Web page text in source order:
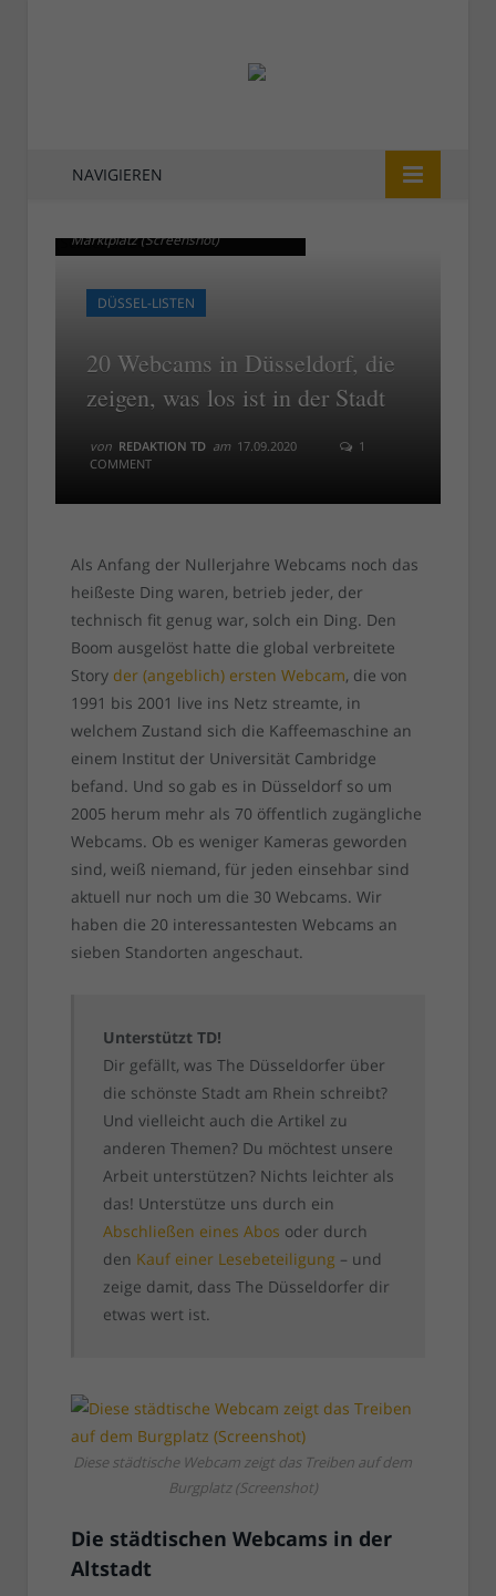
NAVIGIEREN
Marktplatz (Screenshot)
DÜSSEL-LISTEN
20 Webcams in Düsseldorf, die
zeigen, was los ist in der Stadt
von REDAKTION TD am 17.09.2020
1
COMMENT
Marktplatz (Screenshot)
Als Anfang der Nullerjahre Webcams noch das
heißeste Ding waren, betrieb jeder, der
technisch fit genug war, solch ein Ding. Den
Boom ausgelöst hatte die global verbreitete
Story der (angeblich) ersten Webcam, die von
1991 bis 2001 live ins Netz streamte, in
welchem Zustand sich die Kaffeemaschine an
einem Institut der Universität Cambridge
befand. Und so gab es in Düsseldorf so um
2005 herum mehr als 70 öffentlich zugängliche
Webcams. Ob es weniger Kameras geworden
sind, weiß niemand, für jeden einsehbar sind
aktuell nur noch um die 30 Webcams. Wir
haben die 20 interessantesten Webcams an
sieben Standorten angeschaut.
Unterstützt TD!
Dir gefällt, was The Düsseldorfer über
die schönste Stadt am Rhein schreibt?
Und vielleicht auch die Artikel zu
anderen Themen? Du möchtest unsere
Arbeit unterstützen? Nichts leichter als
das! Unterstütze uns durch ein
Abschließen eines Abos oder durch
den Kauf einer Lesebeteiligung – und
zeige damit, dass The Düsseldorfer dir
etwas wert ist.
Diese städtische Webcam zeigt das Treiben auf dem
Burgplatz (Screenshot)
Die städtischen Webcams in der
Altstadt